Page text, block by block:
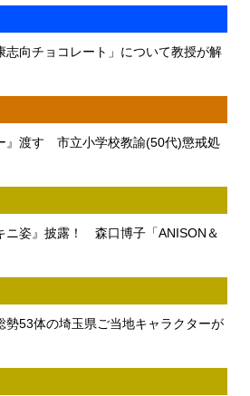
志向チョコレート」について教授が解
』渡す 市立小学校教諭(50代)懲戒処
ニ姿』披露！ 森口博子「ANISON＆
53体の埼玉県ご当地キャラクターが